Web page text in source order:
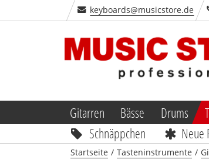
keyboards@musicstore.de
Gitarren Bässe Drums
Schnäppchen
Neue
Startseite / Tasteninstrumente /